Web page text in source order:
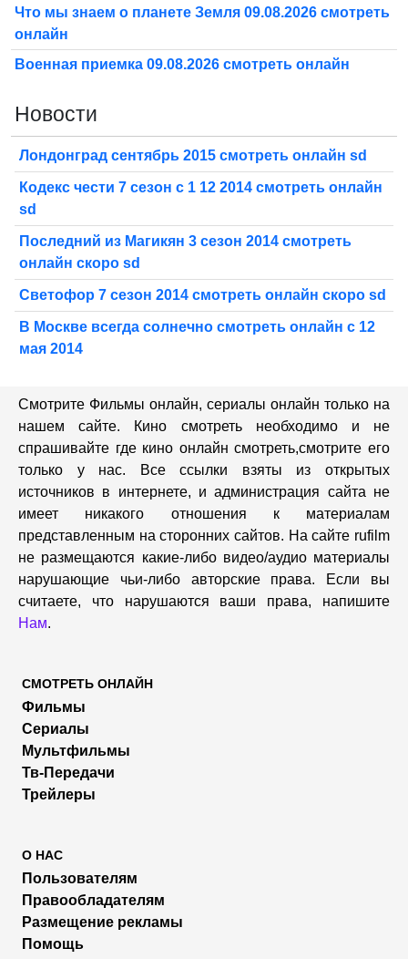
Что мы знаем о планете Земля 09.08.2026 смотреть
онлайн
Военная приемка 09.08.2026 смотреть онлайн
Новости
Лондонград сентябрь 2015 смотреть онлайн sd
Кодекс чести 7 сезон с 1 12 2014 смотреть онлайн
sd
Последний из Магикян 3 сезон 2014 смотреть
онлайн скоро sd
Светофор 7 сезон 2014 смотреть онлайн скоро sd
В Москве всегда солнечно смотреть онлайн с 12
мая 2014
Смотрите Фильмы онлайн, сериалы онлайн только на
нашем сайте. Кино смотреть необходимо и не
спрашивайте где кино онлайн смотреть,cмотрите его
только у нас. Все ссылки взяты из открытых
источников в интернете, и администрация сайта не
имеет никакого отношения к материалам
представленным на сторонних сайтов. На сайте rufilm
не размещаются какие-либо видео/аудио материалы
нарушающие чьи-либо авторские права. Если вы
считаете, что нарушаются ваши права, напишите
Нам.
СМОТРЕТЬ ОНЛАЙН
Фильмы
Сериалы
Мультфильмы
Тв-Передачи
Трейлеры
О НАС
Пользователям
Правообладателям
Размещение рекламы
Помощь